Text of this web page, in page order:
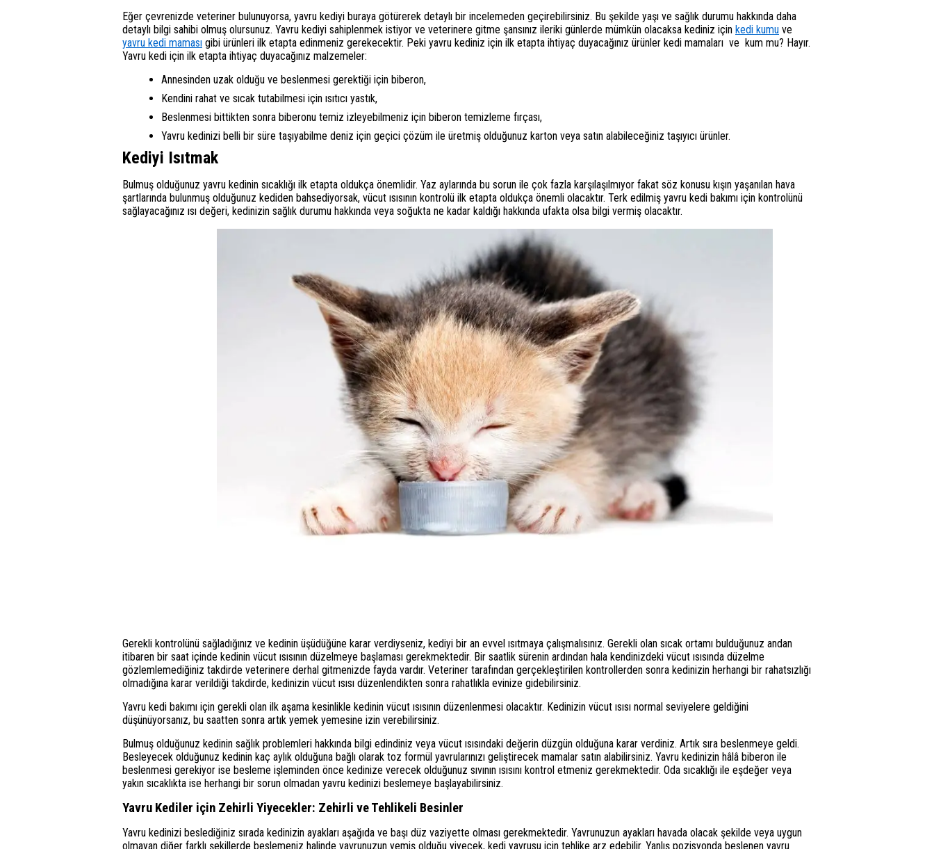
Eğer çevrenizde veteriner bulunuyorsa, yavru kediyi buraya götürerek detaylı bir incelemeden geçirebilirsiniz. Bu şekilde yaşı ve sağlık durumu hakkında daha
detaylı bilgi sahibi olmuş olursunuz. Yavru kediyi sahiplenmek istiyor ve veterinere gitme şansınız ileriki günlerde mümkün olacaksa kediniz için kedi kumu ve
yavru kedi maması gibi ürünleri ilk etapta edinmeniz gerekecektir. Peki yavru kediniz için ilk etapta ihtiyaç duyacağınız ürünler kedi mamaları ve kum mu? Hayır.
Yavru kedi için ilk etapta ihtiyaç duyacağınız malzemeler:
Annesinden uzak olduğu ve beslenmesi gerektiği için biberon,
Kendini rahat ve sıcak tutabilmesi için ısıtıcı yastık,
Beslenmesi bittikten sonra biberonu temiz izleyebilmeniz için biberon temizleme fırçası,
Yavru kedinizi belli bir süre taşıyabilme deniz için geçici çözüm ile üretmiş olduğunuz karton veya satın alabileceğiniz taşıyıcı ürünler.
Kediyi Isıtmak
Bulmuş olduğunuz yavru kedinin sıcaklığı ilk etapta oldukça önemlidir. Yaz aylarında bu sorun ile çok fazla karşılaşılmıyor fakat söz konusu kışın yaşanılan hava
şartlarında bulunmuş olduğunuz kediden bahsediyorsak, vücut ısısının kontrolü ilk etapta oldukça önemli olacaktır. Terk edilmiş yavru kedi bakımı için kontrolünü
sağlayacağınız ısı değeri, kedinizin sağlık durumu hakkında veya soğukta ne kadar kaldığı hakkında ufakta olsa bilgi vermiş olacaktır.
Gerekli kontrolünü sağladığınız ve kedinin üşüdüğüne karar verdiyseniz, kediyi bir an evvel ısıtmaya çalışmalısınız. Gerekli olan sıcak ortamı bulduğunuz andan
itibaren bir saat içinde kedinin vücut ısısının düzelmeye başlaması gerekmektedir. Bir saatlik sürenin ardından hala kendinizdeki vücut ısısında düzelme
gözlemlemediğiniz takdirde veterinere derhal gitmenizde fayda vardır. Veteriner tarafından gerçekleştirilen kontrollerden sonra kedinizin herhangi bir rahatsızlığı
olmadığına karar verildiği takdirde, kedinizin vücut ısısı düzenlendikten sonra rahatlıkla evinize gidebilirsiniz.
Yavru kedi bakımı için gerekli olan ilk aşama kesinlikle kedinin vücut ısısının düzenlenmesi olacaktır. Kedinizin vücut ısısı normal seviyelere geldiğini
düşünüyorsanız, bu saatten sonra artık yemek yemesine izin verebilirsiniz.
Bulmuş olduğunuz kedinin sağlık problemleri hakkında bilgi edindiniz veya vücut ısısındaki değerin düzgün olduğuna karar verdiniz. Artık sıra beslenmeye geldi.
Besleyecek olduğunuz kedinin kaç aylık olduğuna bağlı olarak toz formül yavrularınızı geliştirecek mamalar satın alabilirsiniz. Yavru kedinizin hâlâ biberon ile
beslenmesi gerekiyor ise besleme işleminden önce kedinize verecek olduğunuz sıvının ısısını kontrol etmeniz gerekmektedir. Oda sıcaklığı ile eşdeğer veya
yakın sıcaklıkta ise herhangi bir sorun olmadan yavru kedinizi beslemeye başlayabilirsiniz.
Yavru Kediler için Zehirli Yiyecekler: Zehirli ve Tehlikeli Besinler
Yavru kedinizi beslediğiniz sırada kedinizin ayakları aşağıda ve başı düz vaziyette olması gerekmektedir. Yavrunuzun ayakları havada olacak şekilde veya uygun
olmayan diğer farklı şekillerde beslemeniz halinde yavrunuzun yemiş olduğu yiyecek, kedi yavrusu için tehlike arz edebilir. Yanlış pozisyonda beslenen yavru